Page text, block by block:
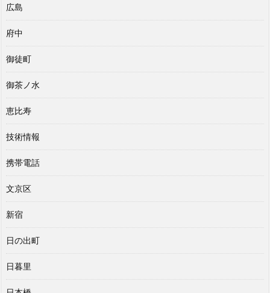
広島
府中
御徒町
御茶ノ水
恵比寿
技術情報
携帯電話
文京区
新宿
日の出町
日暮里